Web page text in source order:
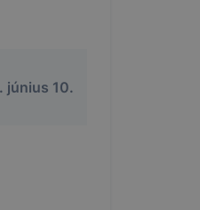
június 10.